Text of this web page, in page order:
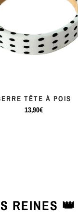
TÊTE À POIS
13,90€
REINES 👑